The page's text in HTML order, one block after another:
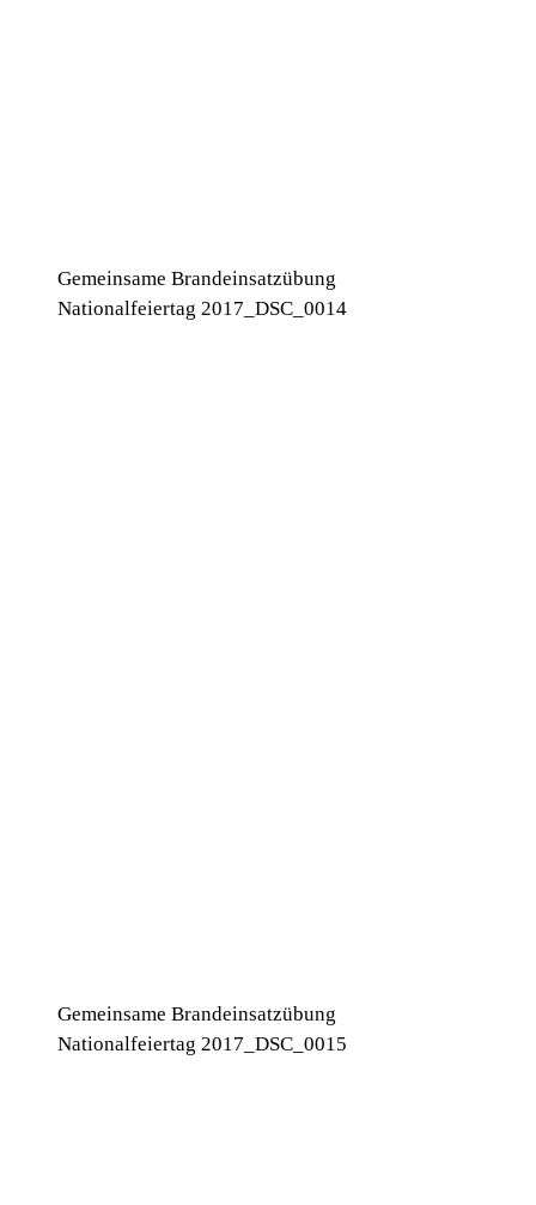
Gemeinsame Brandeinsatzübung
Nationalfeiertag 2017_DSC_0014
Gemeinsame Brandeinsatzübung
Nationalfeiertag 2017_DSC_0015